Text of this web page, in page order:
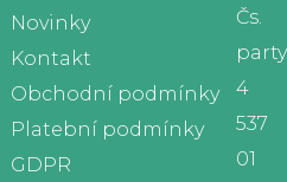
Novinky
Kontakt
Obchodní podmínky
Platební podmínky
GDPR
Čs.
4
537
01